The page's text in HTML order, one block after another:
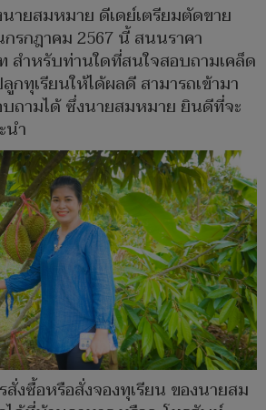
ายสมหมาย ดีเดย์เตรียมตัดขาย
รกฎาคม 2567 นี้ สนนราคา
สำหรับท่านใดที่สนใจสอบถามเคล็ด
กทุเรียนให้ได้ผลดี สามารถเข้ามา
บถามได้ ซึ่งนายสมหมาย ยินดีที่จะ
นำ
สั่งซื้อหรือสั่งจองทุเรียน ของนายสม